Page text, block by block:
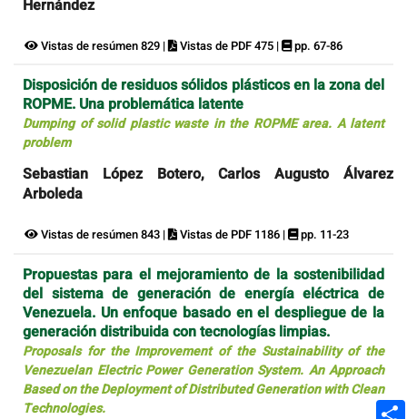
Hernández
Vistas de resúmen 829 | Vistas de PDF 475 | pp. 67-86
Disposición de residuos sólidos plásticos en la zona del
ROPME. Una problemática latente
Dumping of solid plastic waste in the ROPME area. A latent
problem
Sebastian López Botero, Carlos Augusto Álvarez
Arboleda
Vistas de resúmen 843 | Vistas de PDF 1186 | pp. 11-23
Propuestas para el mejoramiento de la sostenibilidad
del sistema de generación de energía eléctrica de
Venezuela. Un enfoque basado en el despliegue de la
generación distribuida con tecnologías limpias.
Proposals for the Improvement of the Sustainability of the
Venezuelan Electric Power Generation System. An Approach
Based on the Deployment of Distributed Generation with Clean
Technologies.